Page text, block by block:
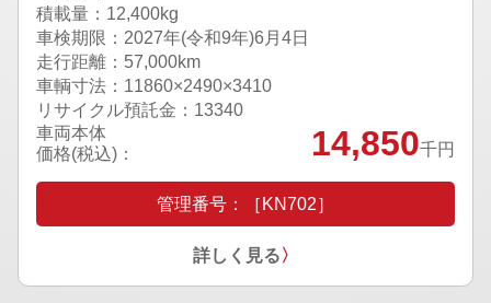
積載量：12,400kg
車検期限： 2027年(令和9年)6月4日
走行距離：57,000km
車輌寸法：11860×2490×3410
リサイクル預託金：13340
車両本体
価格(税込)：
14,850千円
管理番号：［KN702］
詳しく見る〉